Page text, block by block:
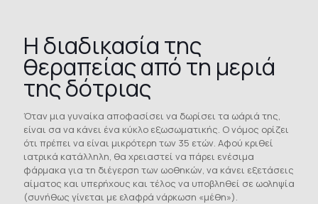
Η διαδικασία της
θεραπείας από τη μεριά
της δότριας
Όταν μια γυναίκα αποφασίσει να δωρίσει τα ωάριά της,
είναι σα να κάνει ένα κύκλο εξωσωματικής. Ο νόμος ορίζει
ότι πρέπει να είναι μικρότερη των 35 ετών. Αφού κριθεί
ιατρικά κατάλληλη, θα χρειαστεί να πάρει ενέσιμα
φάρμακα για τη διέγερση των ωοθηκών, να κάνει εξετάσεις
αίματος και υπερήχους και τέλος να υποβληθεί σε ωοληψία
(συνήθως γίνεται με ελαφρά νάρκωση «μέθη»).